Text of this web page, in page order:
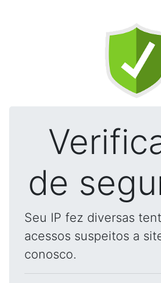
de
Seu IP fez diversas
acessos suspeitos a
conosco.